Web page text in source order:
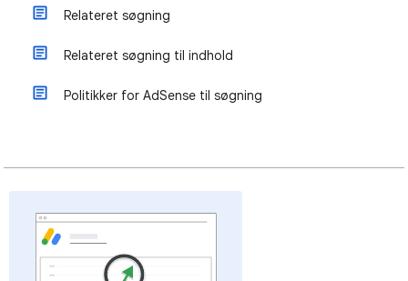
Relateret søgning
Relateret søgning til indhold
Politikker for AdSense til søgning